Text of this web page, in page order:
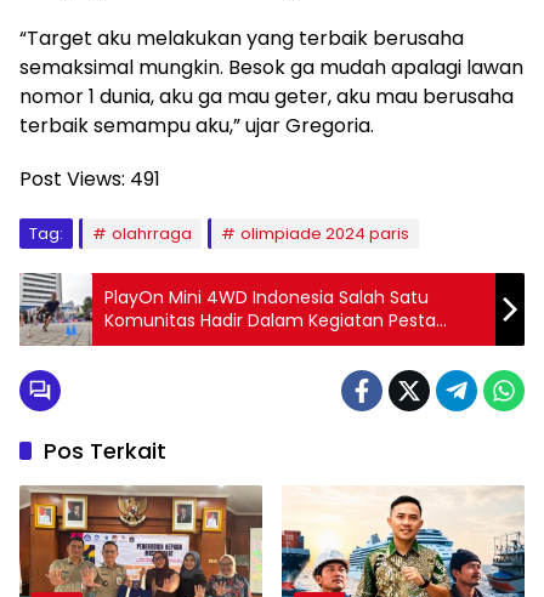
“Target aku melakukan yang terbaik berusaha
semaksimal mungkin. Besok ga mudah apalagi lawan
nomor 1 dunia, aku ga mau geter, aku mau berusaha
terbaik semampu aku,” ujar Gregoria.
Post Views: 491
Tag: olahrraga olimpiade 2024 paris
PlayOn Mini 4WD Indonesia Salah Satu
Komunitas Hadir Dalam Kegiatan Pesta
Prestasi Kemenpora
Pos Terkait